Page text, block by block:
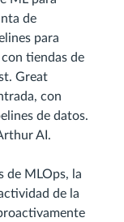
de
para
tiendas de
Great
con
de datos.
AI.
de MLOps, la
de la